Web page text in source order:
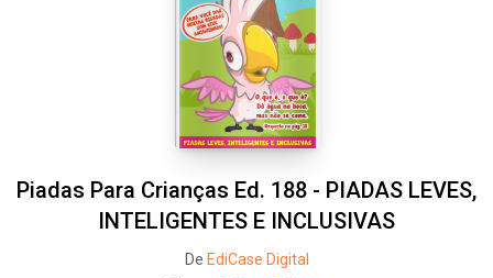
Piadas Para Crianças Ed. 188 - PIADAS LEVES,
INTELIGENTES E INCLUSIVAS
De EdiCase Digital